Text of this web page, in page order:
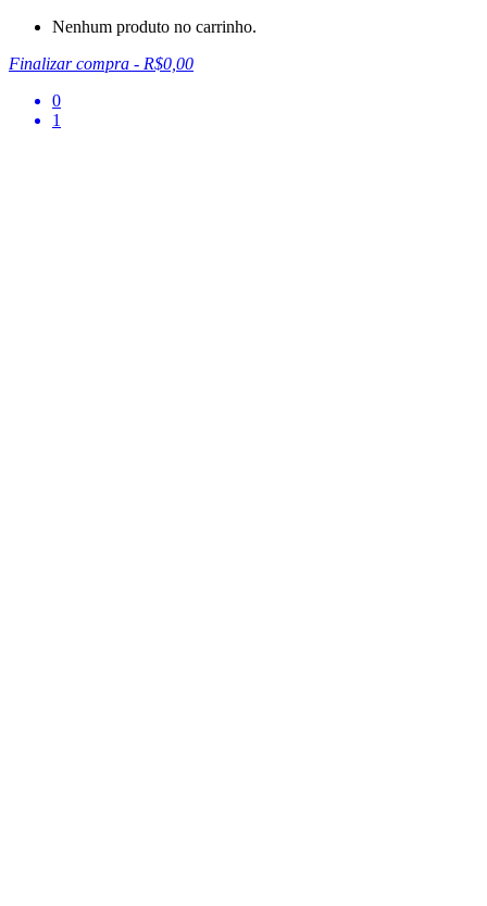
Nenhum produto no carrinho.
Finalizar compra - R$0,00
0
1